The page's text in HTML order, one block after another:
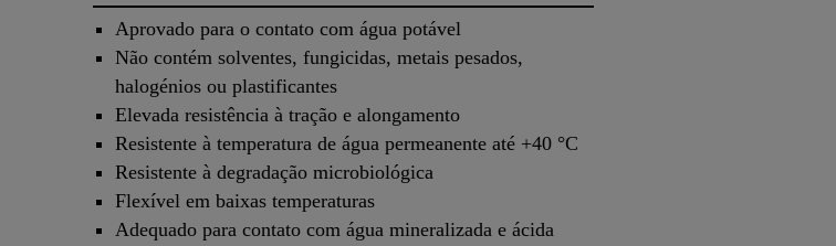
Aprovado para o contato com água potável
Não contém solventes, fungicidas, metais pesados,
halogénios ou plastificantes
Elevada resistência à tração e alongamento
Resistente à temperatura de água permeanente até +40 °C
Resistente à degradação microbiológica
Flexível em baixas temperaturas
Adequado para contato com água mineralizada e ácida